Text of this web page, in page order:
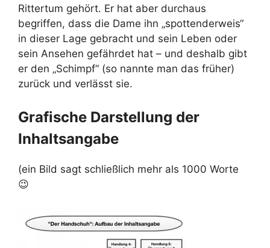
Rittertum gehört. Er hat aber durchaus
begriffen, dass die Dame ihn „spottenderweis“
in dieser Lage gebracht und sein Leben oder
sein Ansehen gefährdet hat – und deshalb gibt
er den „Schimpf“ (so nannte man das früher)
zurück und verlässt sie.
Grafische Darstellung der
Inhaltsangabe
(ein Bild sagt schließlich mehr als 1000 Worte
😉